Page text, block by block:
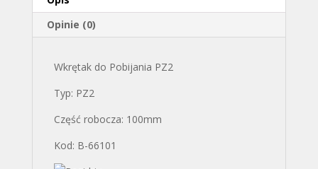
Opinie (0)
Wkrętak do Pobijania PZ2
Typ: PZ2
Część robocza: 100mm
Kod: B-66101